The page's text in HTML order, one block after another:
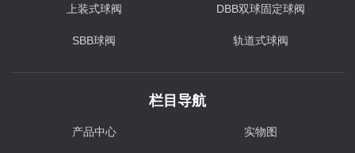
上装式球阀 DBB双球固定球阀
SBB球阀 轨道式球阀
栏目导航
产品中心 实物图